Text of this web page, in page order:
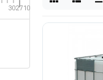
302710